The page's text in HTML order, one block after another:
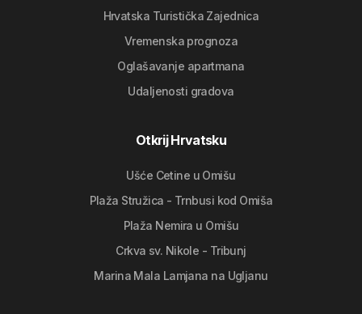
Hrvatska Turistička Zajednica
Vremenska prognoza
Oglašavanje apartmana
Udaljenosti gradova
Otkrij Hrvatsku
Ušće Cetine u Omišu
Plaža Stružica - Trnbusi kod Omiša
Plaža Nemira u Omišu
Crkva sv. Nikole - Tribunj
Marina Mala Lamjana na Ugljanu